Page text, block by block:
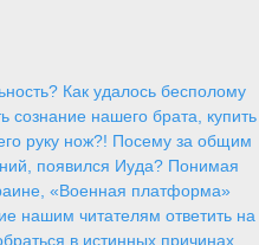
Как удалось бесполому
сознание нашего брата, купить
руку нож?! Посему за общим
появился Иуда? Понимая
«Военная платформа»
нашим читателям ответить на
в истинных причинах